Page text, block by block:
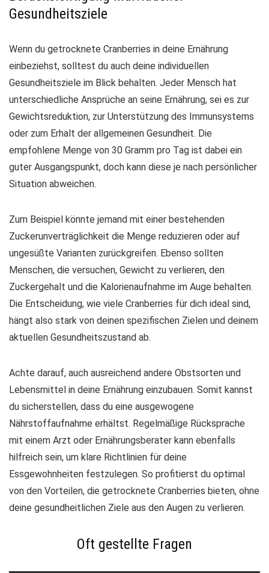
Gesundheitsziele
Wenn du getrocknete Cranberries in deine Ernährung
einbeziehst, solltest du auch deine individuellen
Gesundheitsziele im Blick behalten. Jeder Mensch hat
unterschiedliche Ansprüche an seine Ernährung, sei es zur
Gewichtsreduktion, zur Unterstützung des Immunsystems
oder zum Erhalt der allgemeinen Gesundheit. Die
empfohlene Menge von 30 Gramm pro Tag ist dabei ein
guter Ausgangspunkt, doch kann diese je nach persönlicher
Situation abweichen.
Zum Beispiel könnte jemand mit einer bestehenden
Zuckerunverträglichkeit die Menge reduzieren oder auf
ungesüßte Varianten zurückgreifen. Ebenso sollten
Menschen, die versuchen, Gewicht zu verlieren, den
Zuckergehalt und die Kalorienaufnahme im Auge behalten.
Die Entscheidung, wie viele Cranberries für dich ideal sind,
hängt also stark von deinen spezifischen Zielen und deinem
aktuellen Gesundheitszustand ab.
Achte darauf, auch ausreichend andere Obstsorten und
Lebensmittel in deine Ernährung einzubauen. Somit kannst
du sicherstellen, dass du eine ausgewogene
Nährstoffaufnahme erhältst. Regelmäßige Rücksprache
mit einem Arzt oder Ernährungsberater kann ebenfalls
hilfreich sein, um klare Richtlinien für deine
Essgewohnheiten festzulegen. So profitierst du optimal
von den Vorteilen, die getrocknete Cranberries bieten, ohne
deine gesundheitlichen Ziele aus den Augen zu verlieren.
Oft gestellte Fragen